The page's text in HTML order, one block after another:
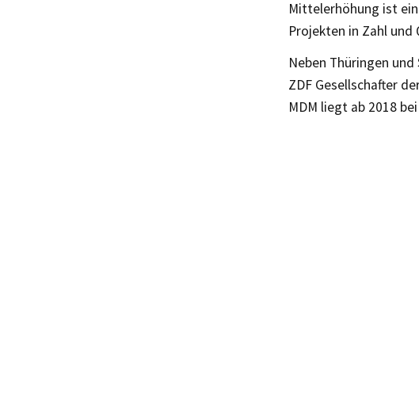
Mittelerhöhung ist
Projekten in Zahl
Neben Thüringen
ZDF Gesellschafter
MDM liegt ab 2018